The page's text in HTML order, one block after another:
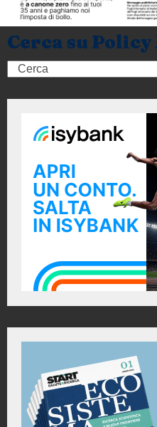
Cerca su
Search